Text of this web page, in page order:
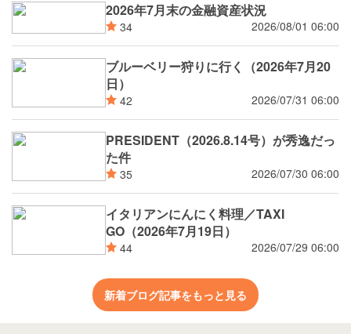
2026年7月末の金融資産状況
34 2026/08/01 06:00
ブルーベリー狩りに行く（2026年7月20
日）
42 2026/07/31 06:00
PRESIDENT（2026.8.14号）が秀逸だっ
た件
35 2026/07/30 06:00
イタリアンにんにく料理／TAXI
GO（2026年7月19日）
44 2026/07/29 06:00
新着ブログ記事をもっと見る